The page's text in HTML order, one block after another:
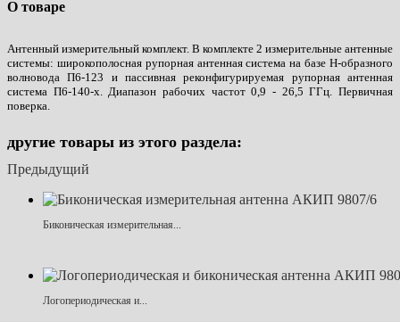
О товаре
Антенный измерительный комплект. В комплекте 2 измерительные антенные
системы: широкополосная рупорная антенная система на базе Н-образного
волновода П6-123 и пассивная реконфигурируемая рупорная антенная
система П6-140-х. Диапазон рабочих частот 0,9 - 26,5 ГГц. Первичная
поверка.
другие товары из этого раздела:
Предыдущий
Биконическая измерительная...
Логопериодическая и...